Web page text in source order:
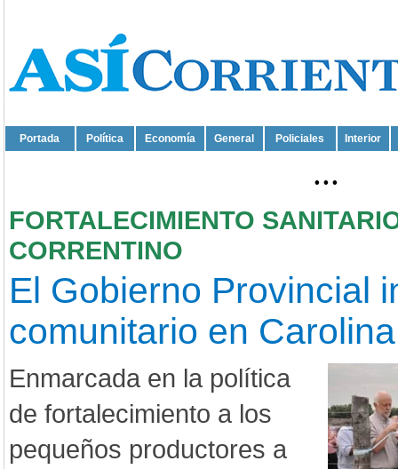
Portada Política Economía General Policiales Interior
...
FORTALECIMIENTO
CORRENTINO
El Gobierno Provincial
comunitario en Carolina
Enmarcada en la política
de fortalecimiento a los
pequeños productores a